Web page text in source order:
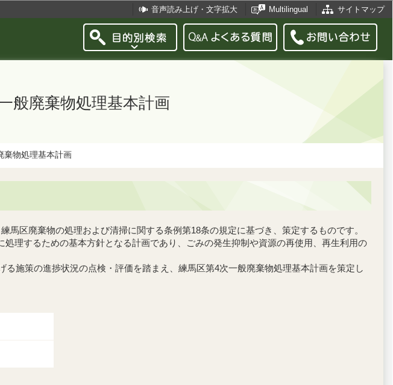
音声読み上げ・文字拡大 Multilingual サイトマップ
般廃棄物処理基本計画
棄物処理基本計画
区廃棄物の処理および清掃に関する条例第18条の規定に基づき、策定するものです。
理するための基本方針となる計画であり、ごみの発生抑制や資源の再使用、再生利用の
施策の進捗状況の点検・評価を踏まえ、練馬区第4次一般廃棄物処理基本計画を策定し